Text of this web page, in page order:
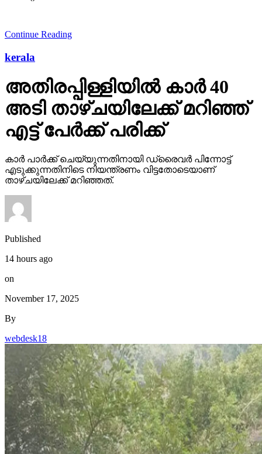
Continue Reading
kerala
അതിരപ്പിള്ളിയില്‍ കാര്‍ 40
അടി താഴ്ചയിലേക്ക് മറിഞ്ഞ്
എട്ട് പേര്‍ക്ക് പരിക്ക്
കാര്‍ പാര്‍ക്ക് ചെയ്യുന്നതിനായി ഡ്രൈവര്‍ പിന്നോട്ട്
എടുക്കുന്നതിനിടെ നിയന്ത്രണം വിട്ടതോടെയാണ്
താഴ്ചയിലേക്ക് മറിഞ്ഞത്.
Published
14 hours ago
on
November 17, 2025
By
webdesk18